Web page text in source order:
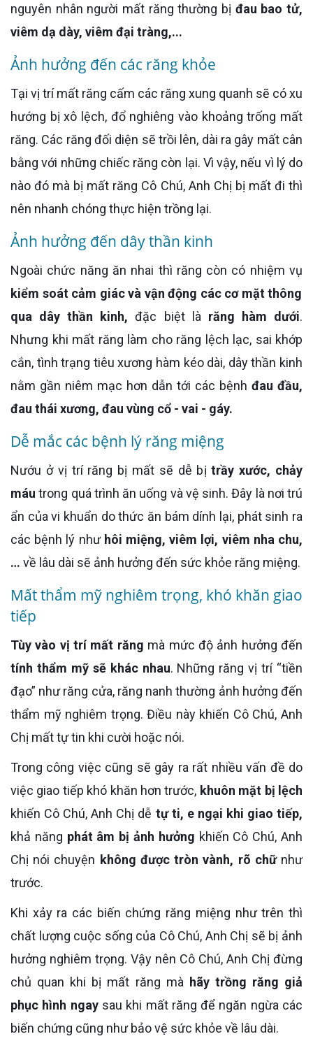
nguyên nhân người mất răng thường bị đau bao tử,
viêm dạ dày, viêm đại tràng,...
Ảnh hưởng đến các răng khỏe
Tại vị trí mất răng cấm các răng xung quanh sẽ có xu
hướng bị xô lệch, đổ nghiêng vào khoảng trống mất
răng. Các răng đối diện sẽ trồi lên, dài ra gây mất cân
bằng với những chiếc răng còn lại. Vì vậy, nếu vì lý do
nào đó mà bị mất răng Cô Chú, Anh Chị bị mất đi thì
nên nhanh chóng thực hiện trồng lại.
Ảnh hưởng đến dây thần kinh
Ngoài chức năng ăn nhai thì răng còn có nhiệm vụ
kiểm soát cảm giác và vận động các cơ mặt thông
qua dây thần kinh, đặc biệt là răng hàm dưới.
Nhưng khi mất răng làm cho răng lệch lạc, sai khớp
cắn, tình trạng tiêu xương hàm kéo dài, dây thần kinh
nằm gần niêm mạc hơn dẫn tới các bệnh đau đầu,
đau thái xương, đau vùng cổ - vai - gáy.
Dễ mắc các bệnh lý răng miệng
Nướu ở vị trí răng bị mất sẽ dễ bịtrầy xước, chảy
máu trong quá trình ăn uống và vệ sinh. Đây là nơi trú
ẩn của vi khuẩn do thức ăn bám dính lại, phát sinh ra
các bệnh lý như hôi miệng, viêm lợi, viêm nha chu,
… về lâu dài sẽ ảnh hưởng đến sức khỏe răng miệng.
Mất thẩm mỹ nghiêm trọng, khó khăn giao
tiếp
Tùy vào vị trí mất răng mà mức độ ảnh hưởng đến
tính thẩm mỹ sẽ khác nhau. Những răng vị trí “tiền
đạo” như răng cửa, răng nanh thường ảnh hưởng đến
thẩm mỹ nghiêm trọng. Điều này khiến Cô Chú, Anh
Chị mất tự tin khi cười hoặc nói.
Trong công việc cũng sẽ gây ra rất nhiều vấn đề do
việc giao tiếp khó khăn hơn trước, khuôn mặt bị lệch
khiến Cô Chú, Anh Chị dễ tự ti, e ngại khi giao tiếp,
khả năng phát âm bị ảnh hưởng khiến Cô Chú, Anh
Chị nói chuyện không được tròn vành, rõ chữ như
trước.
Khi xảy ra các biến chứng răng miệng như trên thì
chất lượng cuộc sống của Cô Chú, Anh Chị sẽ bị ảnh
hưởng nghiêm trọng. Vậy nên Cô Chú, Anh Chị đừng
chủ quan khi bị mất răng mà hãy trồng răng giả
phục hình ngaysau khi mất răng để ngăn ngừa các
biến chứng cũng như bảo vệ sức khỏe về lâu dài.